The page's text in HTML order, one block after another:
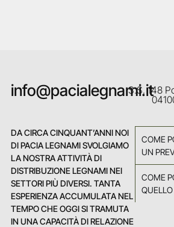
info@pacialegnami.it
S.S. 148
DA CIRCA CINQUANT’ANNI NOI
DI PACIA LEGNAMI SVOLGIAMO
LA NOSTRA ATTIVITÀ DI
DISTRIBUZIONE LEGNAMI NEI
SETTORI PIÙ DIVERSI. TANTA
ESPERIENZA ACCUMULATA NEL
TEMPO CHE OGGI SI TRAMUTA
IN UNA CAPACITÀ DI RELAZIONE
COME
UN
COME